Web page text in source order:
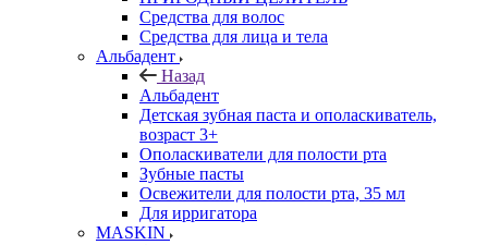
Средства для волос
Средства для лица и тела
Альбадент
Назад
Альбадент
Детская зубная паста и ополаскиватель,
возраст 3+
Ополаскиватели для полости рта
Зубные пасты
Освежители для полости рта, 35 мл
Для ирригатора
MASKIN